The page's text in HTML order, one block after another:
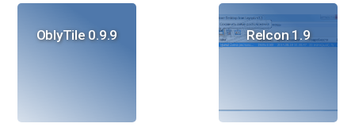
OblyTile 0.9.9 ReIcon 1.9